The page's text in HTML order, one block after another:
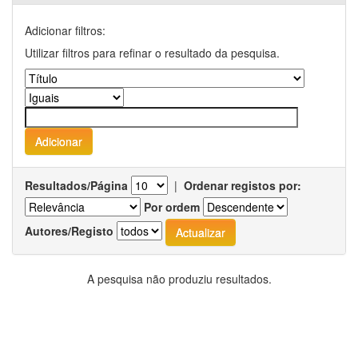
Adicionar filtros:
Utilizar filtros para refinar o resultado da pesquisa.
Resultados/Página | Ordenar registos por:
Por ordem
Autores/Registo
A pesquisa não produziu resultados.